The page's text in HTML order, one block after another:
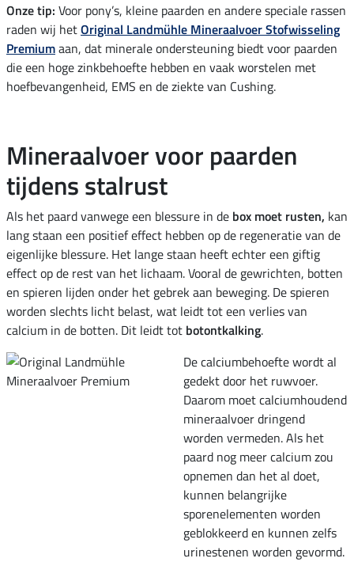
Onze tip: Voor pony’s, kleine paarden en andere speciale rassen
raden wij hetOriginal Landmühle Mineraalvoer Stofwisseling
Premiumaan, dat minerale ondersteuning biedt voor paarden
die een hoge zinkbehoefte hebben en vaak worstelen met
hoefbevangenheid, EMS en de ziekte van Cushing.
Mineraalvoer voor paarden
tijdens stalrust
Als het paard vanwege een blessure in de box moet rusten, kan
lang staan een positief effect hebben op de regeneratie van de
eigenlijke blessure. Het lange staan heeft echter een giftig
effect op de rest van het lichaam. Vooral de gewrichten, botten
en spieren lijden onder het gebrek aan beweging. De spieren
worden slechts licht belast, wat leidt tot een verlies van
calcium in de botten. Dit leidt tot botontkalking.
De calciumbehoefte wordt al
gedekt door het ruwvoer.
Daarom moet calciumhoudend
mineraalvoer dringend
worden vermeden. Als het
paard nog meer calcium zou
opnemen dan het al doet,
kunnen belangrijke
sporenelementen worden
geblokkeerd en kunnen zelfs
urinestenen worden gevormd.